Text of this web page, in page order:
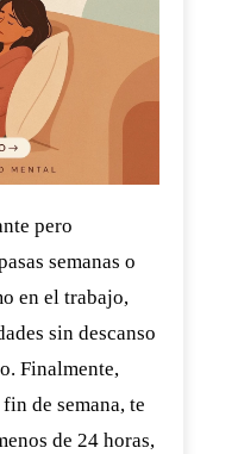
pero
semanas o
en el trabajo,
sin descanso
Finalmente,
de semana, te
de 24 horas,